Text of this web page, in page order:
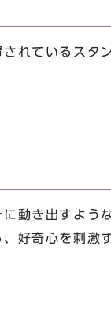
れているスタ
動き出すよう
好奇心を刺激